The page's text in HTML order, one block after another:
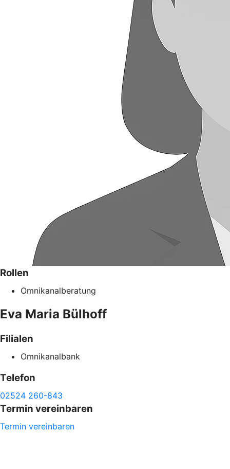
Rollen
Omnikanalberatung
Eva Maria Bülhoff
Filialen
Omnikanalbank
Telefon
02524 260-843
Termin vereinbaren
Termin vereinbaren